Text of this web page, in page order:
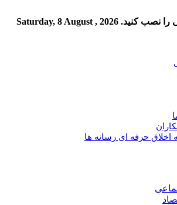
را نصب کنید. Saturday, 8 August , 2026
اخلاق حرفه ای رسانه ها